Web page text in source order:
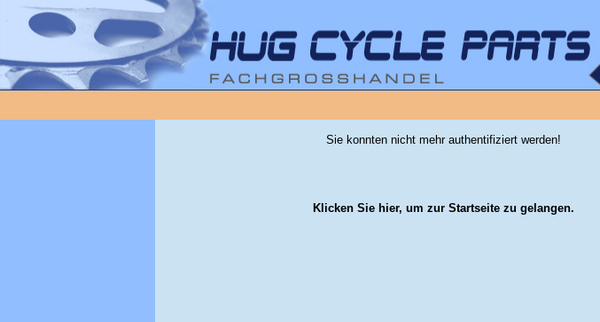
Sie konnten nicht mehr authentifiziert werden!
Klicken Sie hier, um zur Startseite zu gelangen.